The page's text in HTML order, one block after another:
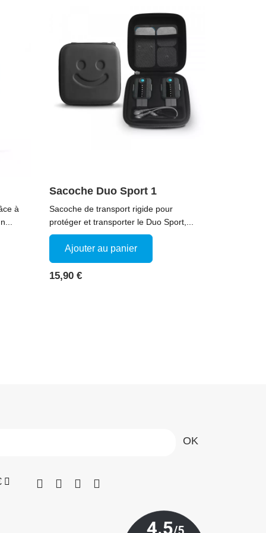
à
Sacoche Duo Sport 1
Sacoche de transport rigide pour
protéger et transporter le Duo Sport,...
Ajouter au panier
Prix
15,90 €